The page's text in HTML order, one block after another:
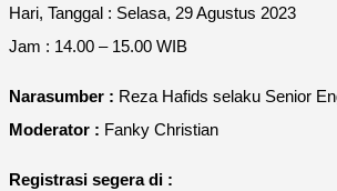
Hari, Tanggal : Selasa, 29 Agustus 2023
Jam : 14.00 – 15.00 WIB
Narasumber : Reza Hafids selaku Senior
Moderator : Fanky Christian
Registrasi segera di :